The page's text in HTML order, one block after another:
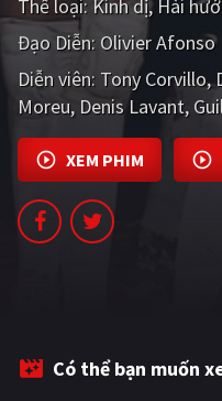
Ấn Độ
Tổng hợp
CẬP NHẬT
PHIM MỚI
PHIM BỘ
PHIM LẺ
BLOG
Thể loại: Kinh dị Hài
Đạo Diễn: Olivier Afonso
Diễn viên: Tony Corvillo
Moreu Denis Lavant
XEM PHIM
Có thể bạn muốn